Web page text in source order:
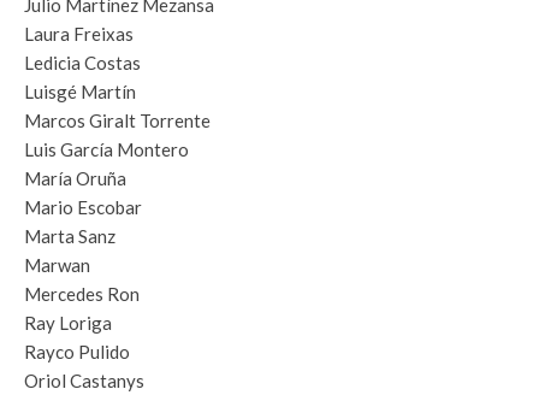
Julio Martínez Mezansa
Laura Freixas
Ledicia Costas
Luisgé Martín
Marcos Giralt Torrente
Luis García Montero
María Oruña
Mario Escobar
Marta Sanz
Marwan
Mercedes Ron
Ray Loriga
Rayco Pulido
Oriol Castanys